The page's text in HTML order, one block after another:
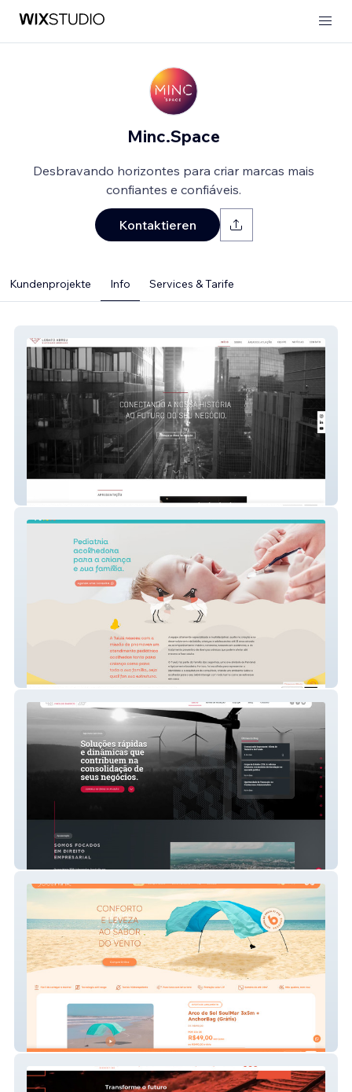
Minc.Space
Desbravando horizontes para criar marcas mais
confiantes e confiáveis.
Kontaktieren
Kundenprojekte Info Services & Tarife
ELA Advogados
Tuiuiú Pediatria
ZPB Advogados
SoulMar